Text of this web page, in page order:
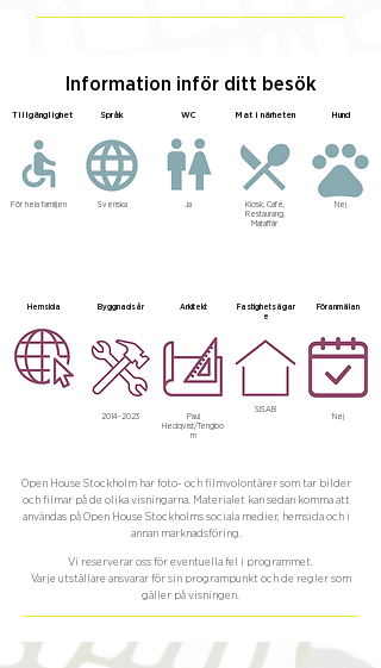
Information inför ditt besök
Tillgänglighet Språk WC Mat i närheten Hund
För hela familjen Svenska Ja
Kiosk, Café,
Restaurang,
Mataffär
Nej
Hemsida Byggnadsår
2014-2023
Arkitekt
Fastighetsägar
e
Föranmälan
Paul
Hedqvist/Tengbo
m
SISAB
Nej
Open House Stockholm har foto- och filmvolontärer som tar bilder
och filmar på de olika visningarna. Materialet kan sedan komma att
användas på Open House Stockholms sociala medier, hemsida och i
annan marknadsföring.
Vi reserverar oss för eventuella fel i programmet.
Varje utställare ansvarar för sin programpunkt och de regler som
gäller på visningen.